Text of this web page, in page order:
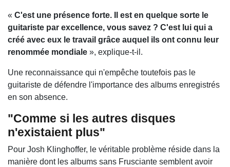
« C'est une présence forte. Il est en quelque sorte le
guitariste par excellence, vous savez ? C'est lui qui a
créé avec eux le travail grâce auquel ils ont connu leur
renommée mondiale », explique-t-il.
Une reconnaissance qui n'empêche toutefois pas le
guitariste de défendre l'importance des albums enregistrés
en son absence.
"Comme si les autres disques
n'existaient plus"
Pour Josh Klinghoffer, le véritable problème réside dans la
manière dont les albums sans Frusciante semblent avoir